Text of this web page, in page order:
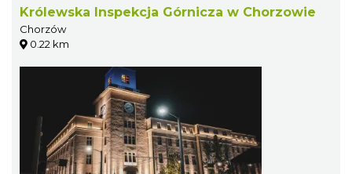
Królewska Inspekcja Górnicza w Chorzowie
Chorzów
0.22 km